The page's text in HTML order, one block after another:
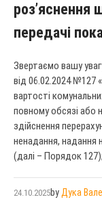
роз’яснення
передачі
Звертаємо вашу
від 06.02.2024 №127
вартості
повному обсязі або
здійснення
ненадання, надання
(далі – Порядок
24.10.2025by Дука